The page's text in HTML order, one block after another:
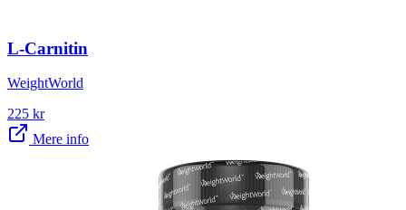
L-Carnitin
WeightWorld
225 kr
Mere info